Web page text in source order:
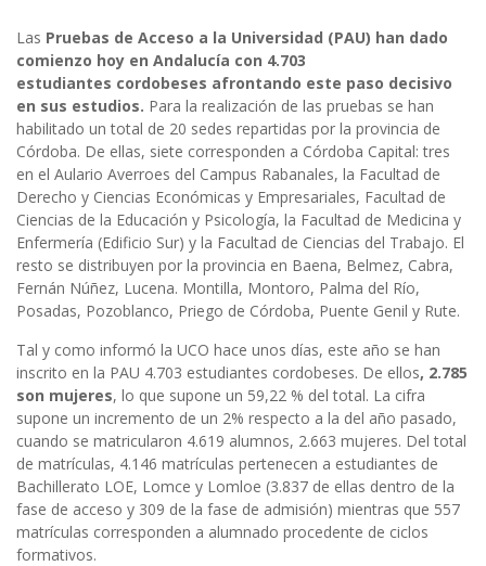
Las Pruebas de Acceso a la Universidad (PAU) han dado
comienzo hoy en Andalucía con 4.703
estudiantes cordobeses afrontando este paso decisivo
en sus estudios. Para la realización de las pruebas se han
habilitado un total de 20 sedes repartidas por la provincia de
Córdoba. De ellas, siete corresponden a Córdoba Capital: tres
en el Aulario Averroes del Campus Rabanales, la Facultad de
Derecho y Ciencias Económicas y Empresariales, Facultad de
Ciencias de la Educación y Psicología, la Facultad de Medicina y
Enfermería (Edificio Sur) y la Facultad de Ciencias del Trabajo. El
resto se distribuyen por la provincia en Baena, Belmez, Cabra,
Fernán Núñez, Lucena. Montilla, Montoro, Palma del Río,
Posadas, Pozoblanco, Priego de Córdoba, Puente Genil y Rute.
Tal y como informó la UCO hace unos días, este año se han
inscrito en la PAU 4.703 estudiantes cordobeses. De ellos, 2.785
son mujeres, lo que supone un 59,22 % del total. La cifra
supone un incremento de un 2% respecto a la del año pasado,
cuando se matricularon 4.619 alumnos, 2.663 mujeres. Del total
de matrículas, 4.146 matrículas pertenecen a estudiantes de
Bachillerato LOE, Lomce y Lomloe (3.837 de ellas dentro de la
fase de acceso y 309 de la fase de admisión) mientras que 557
matrículas corresponden a alumnado procedente de ciclos
formativos.